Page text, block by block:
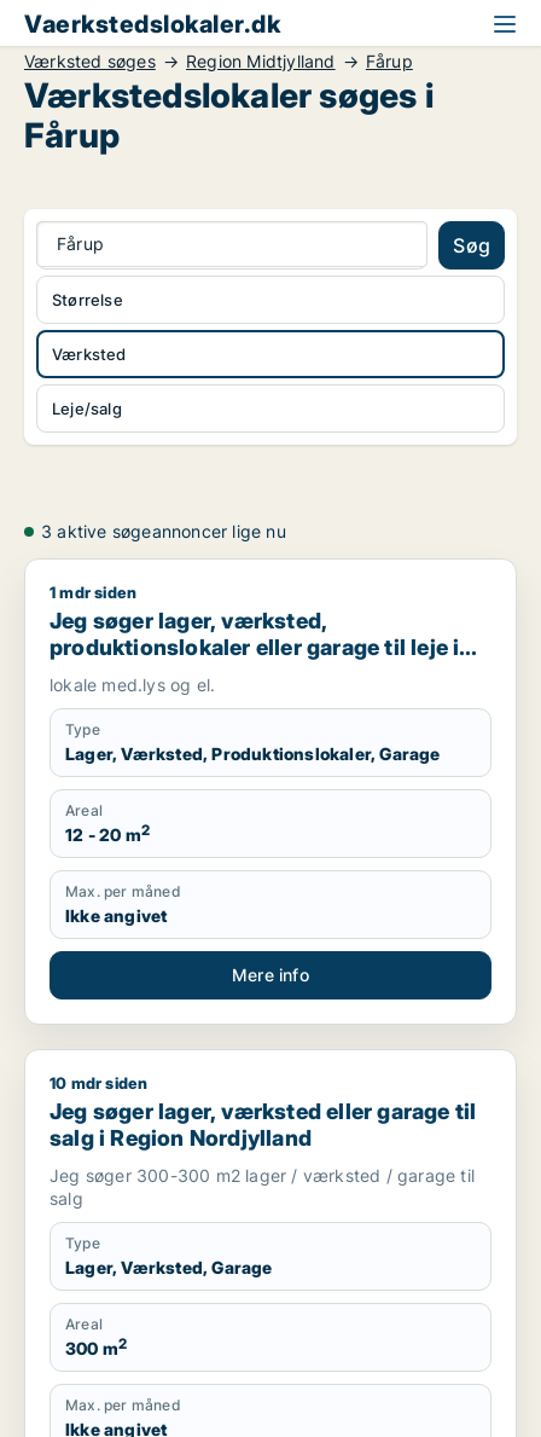
Vaerkstedslokaler.dk
Værksted søges Region Midtjylland Fårup
Værkstedslokaler søges i
Fårup
Fårup Søg
Værksted
Leje/salg
Størrelse
3 aktive søgeannoncer lige nu
Jeg søger lager, værksted, produktionslokaler eller garage
1 mdr siden
Jeg søger lager, værksted,
produktionslokaler eller garage til leje i
Tjele, Fårup eller Mariagerfjord m.fl.
lokale med.lys og el.
Type
Lager, Værksted, Produktionslokaler, Garage
Areal
12 - 20 m2
Max. per måned
Ikke angivet
Mere info
Jeg søger lager, værksted eller garage til salg i Region
10 mdr siden
Jeg søger lager, værksted eller garage til
salg i Region Nordjylland
Jeg søger 300-300 m2 lager / værksted / garage til
salg
Type
Lager, Værksted, Garage
Areal
300 m2
Max. per måned
Ikke angivet